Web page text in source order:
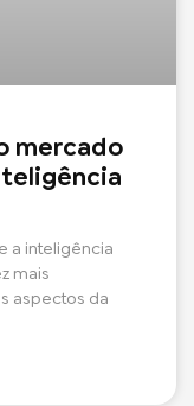
mercado
a inteligência
mais
aspectos da